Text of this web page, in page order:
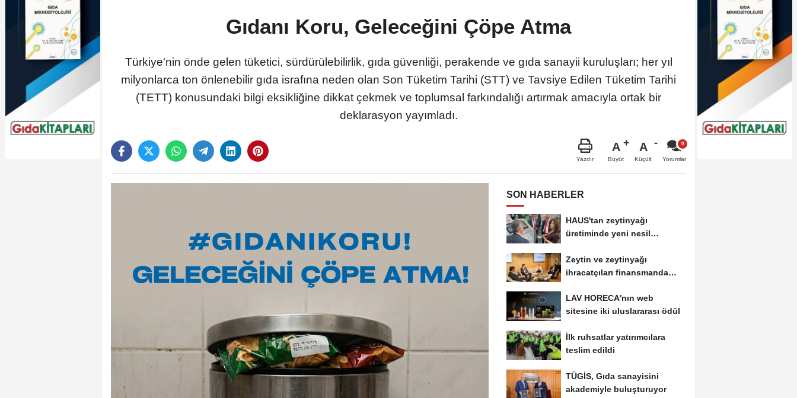
Gıdanı Koru, Geleceğini Çöpe Atma
Türkiye'nin önde gelen tüketici, sürdürülebilirlik, gıda güvenliği, perakende ve gıda sanayii kuruluşları; her yıl
milyonlarca ton önlenebilir gıda israfına neden olan Son Tüketim Tarihi (STT) ve Tavsiye Edilen Tüketim Tarihi
(TETT) konusundaki bilgi eksikliğine dikkat çekmek ve toplumsal farkındalığı artırmak amacıyla ortak bir
deklarasyon yayımladı.
Yazdır
A
Büyüt
A
Küçült Yorumlar
SON HABERLER
HAUS'tan zeytinyağı
üretiminde yeni nesil
Zeytin ve zeytinyağı
ihracatçıları finansmanda
LAV HORECA'nın web
sitesine iki uluslararası ödül
İlk ruhsatlar yatırımcılara
teslim edildi
TÜGİS, Gıda sanayisini
akademiyle buluşturuyor